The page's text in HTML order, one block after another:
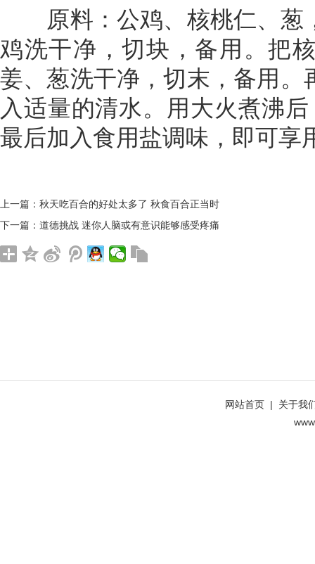
原料：公鸡、核桃仁、葱
鸡洗干净，切块，备用。把
姜、葱洗干净，切末，备用。
入适量的清水。用大火煮沸
最后加入食用盐调味，即可享
上一篇： 秋天吃百合的好处太多了 秋食百合正当时
下一篇： 道德挑战 迷你人脑或有意识能够感受疼痛
网站首页 | 关于我